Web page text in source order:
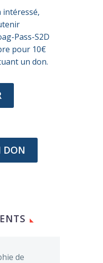
intéressé,
Pass-S2D
pour 10€
un don.
DON
de